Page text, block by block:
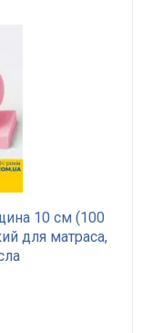
10 см (100
для матраса,